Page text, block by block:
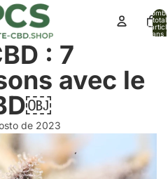
total
dans
: 7
avec le
de 2023